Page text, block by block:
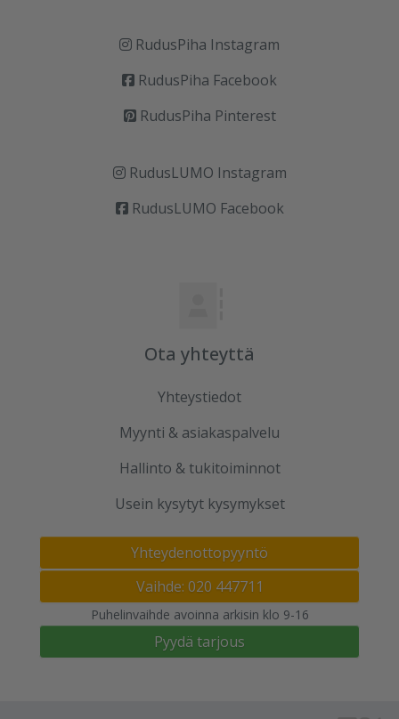
RudusPiha Instagram
RudusPiha Facebook
RudusPiha Pinterest
RudusLUMO Instagram
RudusLUMO Facebook
Ota yhteyttä
Yhteystiedot
Myynti & asiakaspalvelu
Hallinto & tukitoiminnot
Usein kysytyt kysymykset
Yhteydenottopyyntö
Vaihde: 020 447711
Puhelinvaihde avoinna arkisin klo 9-16
Pyydä tarjous